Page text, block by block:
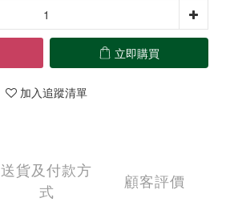
立即購買
加入追蹤清單
送貨及付款方
式
顧客評價